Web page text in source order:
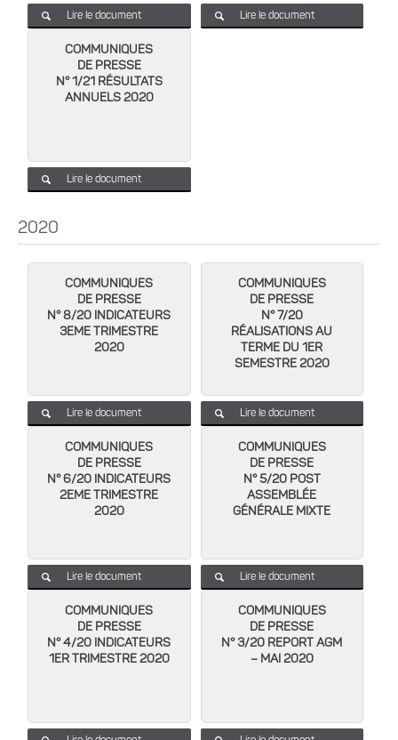
Lire le document Lire le document
COMMUNIQUES
DE PRESSE
N° 1/21 RÉSULTATS
ANNUELS 2020
Lire le document
2020
COMMUNIQUES
DE PRESSE
N° 8/20 INDICATEURS
3EME TRIMESTRE
2020
Lire le document
COMMUNIQUES
DE PRESSE
N° 7/20
RÉALISATIONS AU
TERME DU 1ER
SEMESTRE 2020
Lire le document
COMMUNIQUES
DE PRESSE
N° 6/20 INDICATEURS
2EME TRIMESTRE
2020
Lire le document
COMMUNIQUES
DE PRESSE
N° 5/20 POST
ASSEMBLÉE
GÉNÉRALE MIXTE
Lire le document
COMMUNIQUES
DE PRESSE
N° 4/20 INDICATEURS
1ER TRIMESTRE 2020
COMMUNIQUES
DE PRESSE
N° 3/20 REPORT AGM
– MAI 2020